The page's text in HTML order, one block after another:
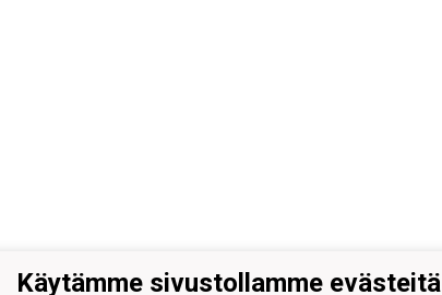
Käytämme sivustollamme evästeitä